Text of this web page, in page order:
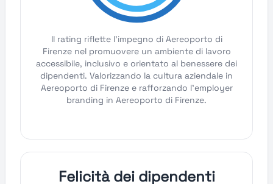
Il rating riflette l'impegno di Aereoporto di
Firenze nel promuovere un ambiente di lavoro
accessibile, inclusivo e orientato al benessere dei
dipendenti. Valorizzando la cultura aziendale in
Aereoporto di Firenze e rafforzando l'employer
branding in Aereoporto di Firenze.
Felicità dei dipendenti